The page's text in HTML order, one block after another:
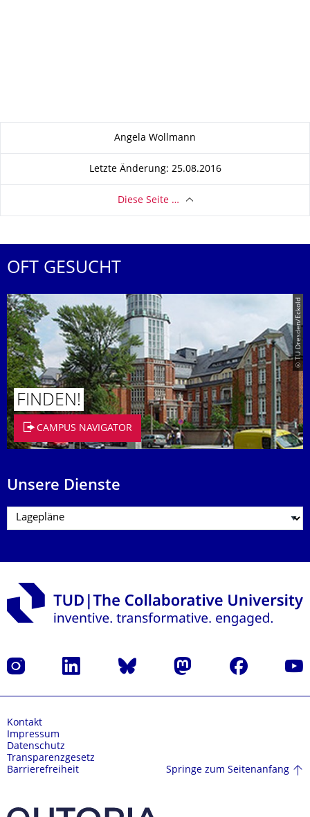
Angela Wollmann
Letzte Änderung: 25.08.2016
Diese Seite …
OFT GESUCHT
© TU Dresden/Eckold
FINDEN!
CAMPUS NAVIGATOR
Unsere Dienste
Instagram LinkedIn Bluesky Mastodon Facebook
Kontakt
Impressum
Datenschutz
Transparenzgesetz
Barrierefreiheit
Springe zum Seitenanfang